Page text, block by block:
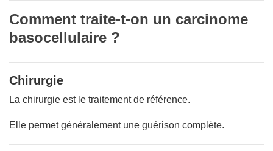
Comment traite-t-on un carcinome
basocellulaire ?
Chirurgie
La chirurgie est le traitement de référence.
Elle permet généralement une guérison complète.